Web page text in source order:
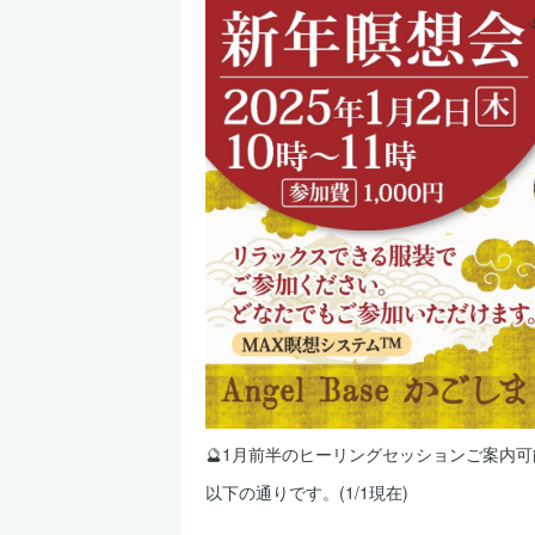
🔮1月前半のヒーリングセッションご案内
以下の通りです。(1/1現在)